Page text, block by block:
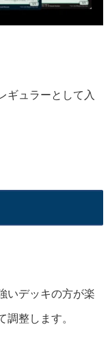
ギュラーとして入
いデッキの方が楽
調整します。